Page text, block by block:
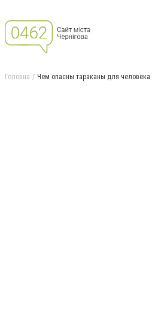
Головна Чем опасны тараканы для человека